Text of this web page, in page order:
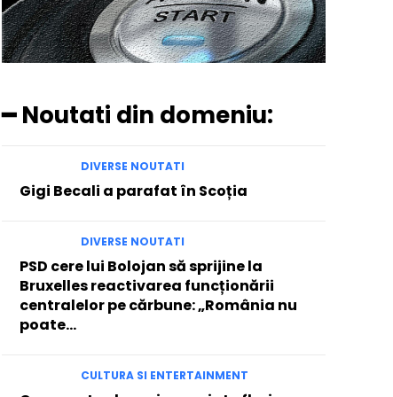
━ Noutati din domeniu:
DIVERSE NOUTATI
Gigi Becali a parafat în Scoția
DIVERSE NOUTATI
PSD cere lui Bolojan să sprijine la
Bruxelles reactivarea funcționării
centralelor pe cărbune: „România nu
poate…
CULTURA SI ENTERTAINMENT